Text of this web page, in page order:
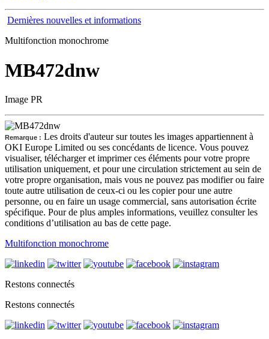
Dernières nouvelles et informations
Multifonction monochrome
MB472dnw
Image PR
Remarque : Les droits d'auteur sur toutes les images appartiennent à
OKI Europe Limited ou ses concédants de licence. Vous pouvez
visualiser, télécharger et imprimer ces éléments pour votre propre
utilisation uniquement, et pour une circulation strictement au sein de
votre propre organisation, mais vous ne pouvez pas modifier ou faire
toute autre utilisation de ceux-ci ou les copier pour une autre
personne, ou en faire un usage commercial, sans autorisation écrite
spécifique. Pour de plus amples informations, veuillez consulter les
conditions d’utilisation au bas de cette page.
Multifonction monochrome
Restons connectés
Restons connectés